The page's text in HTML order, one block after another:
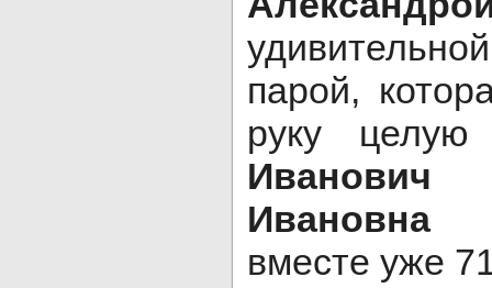
парой,
руку
Иванович
вместе уже